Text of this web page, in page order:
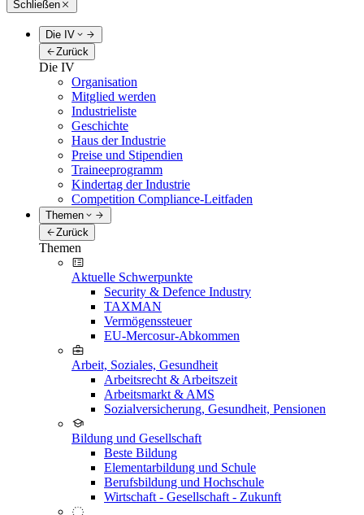
Schließen
Die IV
Zurück
Die IV
Organisation
Mitglied werden
Industrieliste
Geschichte
Haus der Industrie
Preise und Stipendien
Traineeprogramm
Kindertag der Industrie
Competition Compliance-Leitfaden
Themen
Zurück
Themen
Aktuelle Schwerpunkte
Security & Defence Industry
TAXMAN
Vermögenssteuer
EU-Mercosur-Abkommen
Arbeit, Soziales, Gesundheit
Arbeitsrecht & Arbeitszeit
Arbeitsmarkt & AMS
Sozialversicherung, Gesundheit, Pensionen
Bildung und Gesellschaft
Beste Bildung
Elementarbildung und Schule
Berufsbildung und Hochschule
Wirtschaft - Gesellschaft - Zukunft